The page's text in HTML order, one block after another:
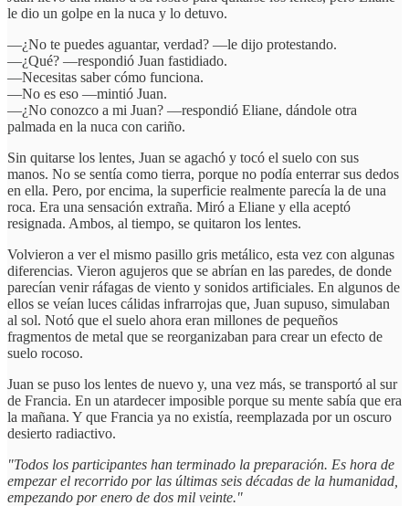
le dio un golpe en la nuca y lo detuvo.
—¿No te puedes aguantar, verdad? —le dijo protestando.
—¿Qué? —respondió Juan fastidiado.
—Necesitas saber cómo funciona.
—No es eso —mintió Juan.
—¿No conozco a mi Juan? —respondió Eliane, dándole otra
palmada en la nuca con cariño.
Sin quitarse los lentes, Juan se agachó y tocó el suelo con sus
manos. No se sentía como tierra, porque no podía enterrar sus dedos
en ella. Pero, por encima, la superficie realmente parecía la de una
roca. Era una sensación extraña. Miró a Eliane y ella aceptó
resignada. Ambos, al tiempo, se quitaron los lentes.
Volvieron a ver el mismo pasillo gris metálico, esta vez con algunas
diferencias. Vieron agujeros que se abrían en las paredes, de donde
parecían venir ráfagas de viento y sonidos artificiales. En algunos de
ellos se veían luces cálidas infrarrojas que, Juan supuso, simulaban
al sol. Notó que el suelo ahora eran millones de pequeños
fragmentos de metal que se reorganizaban para crear un efecto de
suelo rocoso.
Juan se puso los lentes de nuevo y, una vez más, se transportó al sur
de Francia. En un atardecer imposible porque su mente sabía que era
la mañana. Y que Francia ya no existía, reemplazada por un oscuro
desierto radiactivo.
"Todos los participantes han terminado la preparación. Es hora de
empezar el recorrido por las últimas seis décadas de la humanidad,
empezando por enero de dos mil veinte."